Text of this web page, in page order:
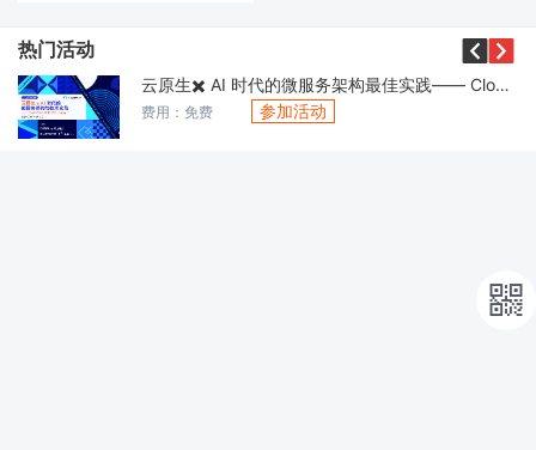
热门活动 
云原生✖️ AI 时代的微服务架构最佳实践—— CloudWeGo 技术沙龙·北京站
费用：免费 参加活动
